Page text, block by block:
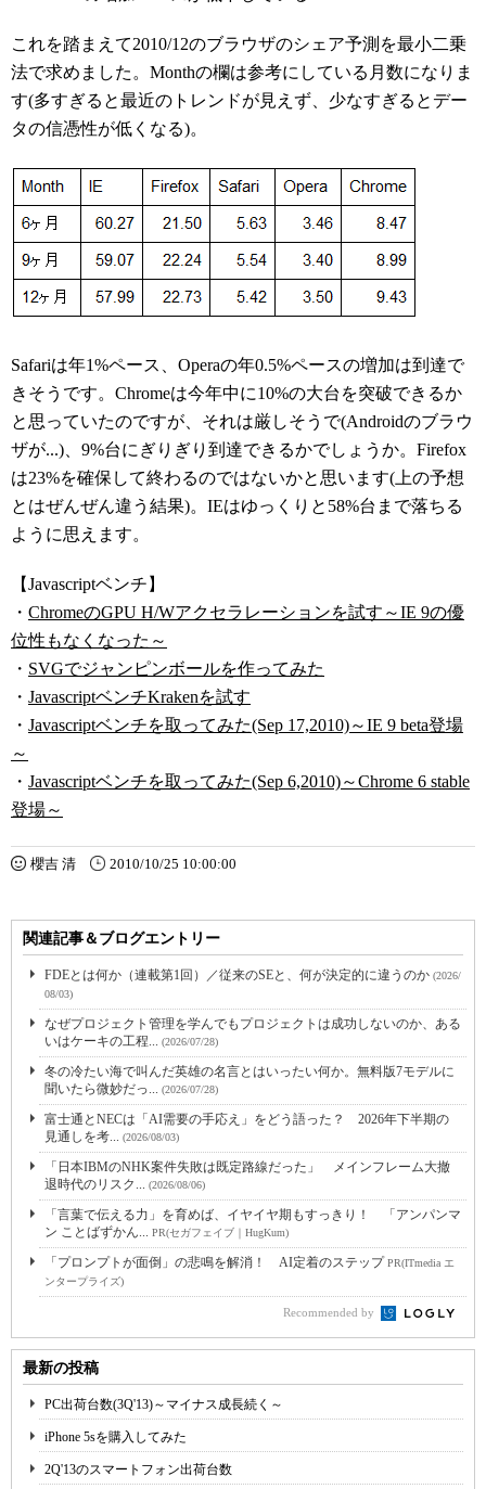
これを踏まえて2010/12のブラウザのシェア予測を最小二乗
法で求めました。Monthの欄は参考にしている月数になりま
す(多すぎると最近のトレンドが見えず、少なすぎるとデー
タの信憑性が低くなる)。
Safariは年1%ペース、Operaの年0.5%ペースの増加は到達で
きそうです。Chromeは今年中に10%の大台を突破できるか
と思っていたのですが、それは厳しそうで(Androidのブラウ
ザが...)、9%台にぎりぎり到達できるかでしょうか。Firefox
は23%を確保して終わるのではないかと思います(上の予想
とはぜんぜん違う結果)。IEはゆっくりと58%台まで落ちる
ように思えます。
【Javascriptベンチ】
・ ChromeのGPU H/Wアクセラレーションを試す～IE 9の優
位性もなくなった～
・ SVGでジャンピンボールを作ってみた
・ JavascriptベンチKrakenを試す
・ Javascriptベンチを取ってみた(Sep 17,2010)～IE 9 beta登場
～
・ Javascriptベンチを取ってみた(Sep 6,2010)～Chrome 6 stable
登場～
櫻吉 清 2010/10/25 10:00:00
関連記事＆ブログエントリー
FDEとは何か（連載第1回）／従来のSEと、何が決定的に違うのか (2026/
08/03)
なぜプロジェクト管理を学んでもプロジェクトは成功しないのか、ある
いはケーキの工程... (2026/07/28)
冬の冷たい海で叫んだ英雄の名言とはいったい何か。無料版7モデルに
聞いたら微妙だっ... (2026/07/28)
富士通とNECは「AI需要の手応え」をどう語った？ 2026年下半期の
見通しを考... (2026/08/03)
「日本IBMのNHK案件失敗は既定路線だった」 メインフレーム大撤
退時代のリスク... (2026/08/06)
「言葉で伝える力」を育めば、イヤイヤ期もすっきり！ 「アンパンマ
ン ことばずかん... PR(セガフェイブ｜HugKum)
「プロンプトが面倒」の悲鳴を解消！ AI定着のステップPR(ITmedia エ
ンタープライズ)
Recommended by
最新の投稿
PC出荷台数(3Q'13)～マイナス成長続く～
iPhone 5sを購入してみた
2Q'13のスマートフォン出荷台数